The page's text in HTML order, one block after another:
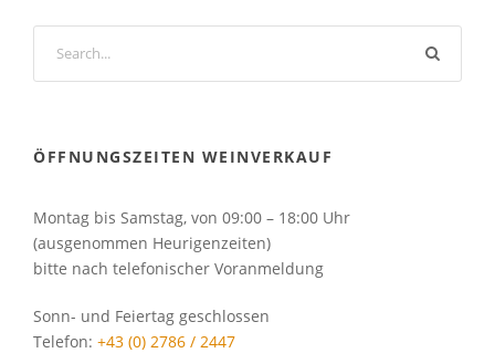
ÖFFNUNGSZEITEN WEINVERKAUF
Montag bis Samstag, von 09:00 – 18:00 Uhr
(ausgenommen Heurigenzeiten)
bitte nach telefonischer Voranmeldung
Sonn- und Feiertag geschlossen
Telefon: +43 (0) 2786 / 2447